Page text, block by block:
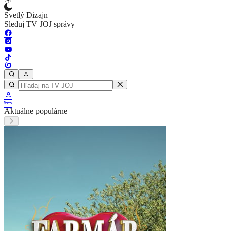
Svetlý Dizajn
Sleduj TV JOJ správy
Aktuálne populárne